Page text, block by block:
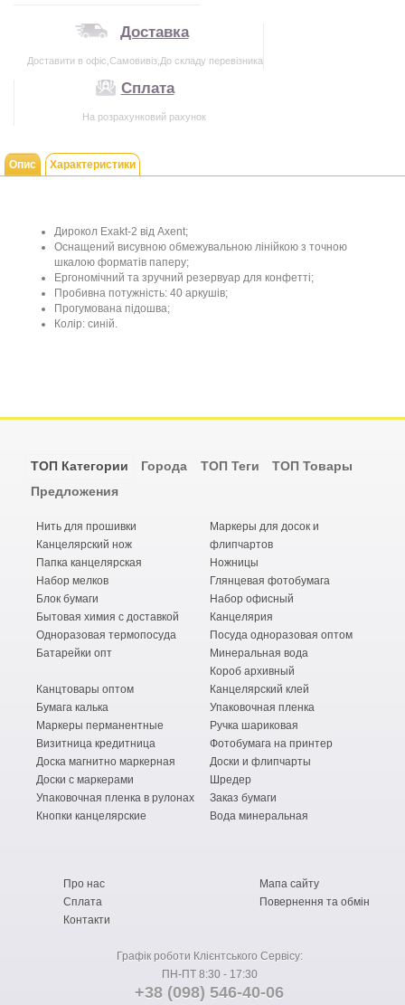
Доставка
Доставити в офіс,Самовивіз,До складу перевізника
Сплата
На розрахунковий рахунок
Опис Характеристики
Дирокол Exakt-2 від Axent;
Оснащений висувною обмежувальною лінійкою з точною
шкалою форматів паперу;
Ергономічний та зручний резервуар для конфетті;
Пробивна потужність: 40 аркушів;
Прогумована підошва;
Колір: синій.
ТОП Категории Города ТОП Теги
ТОП Товары
Предложения
Нить для прошивки
Канцелярский нож
Папка канцелярская
Набор мелков
Блок бумаги
Бытовая химия с доставкой
Одноразовая термопосуда
Батарейки опт
Маркеры для досок и
флипчартов
Ножницы
Глянцевая фотобумага
Набор офисный
Канцелярия
Посуда одноразовая оптом
Минеральная вода
Короб архивный
Канцтовары оптом
Бумага калька
Маркеры перманентные
Визитница кредитница
Доска магнитно маркерная
Доски с маркерами
Упаковочная пленка в рулонах
Кнопки канцелярские
Канцелярский клей
Упаковочная пленка
Ручка шариковая
Фотобумага на принтер
Доски и флипчарты
Шредер
Заказ бумаги
Вода минеральная
Про нас
Сплата
Контакти
Мапа сайту
Повернення та обмін
Графік роботи Клієнтського Сервісу:
ПН-ПТ 8:30 - 17:30
+38 (098) 546-40-06